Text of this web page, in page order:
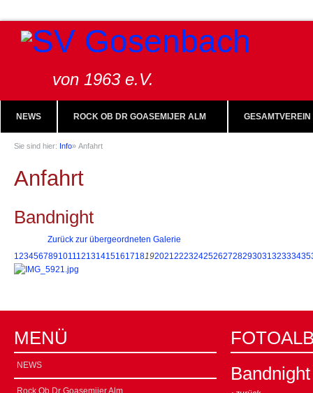
von 1963 e.V.
NEWS ROCK OB DR GOASEMIJER ALM GESAMTVEREIN
Sie sind hier: Info» Anfahrt
Anfahrt
Bandnight
Zurück zur übergeordneten Galerie
1234567891011121314151617181920212223242526272829303132333435
MENÜ
NEWS
Bandnight